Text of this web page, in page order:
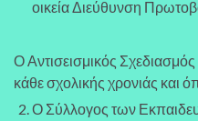
οικεία Διεύθυνση
Ο Αντισεισμικός Σχεδιασμός
κάθε σχολικής χρονιάς και
Ο Σύλλογος των